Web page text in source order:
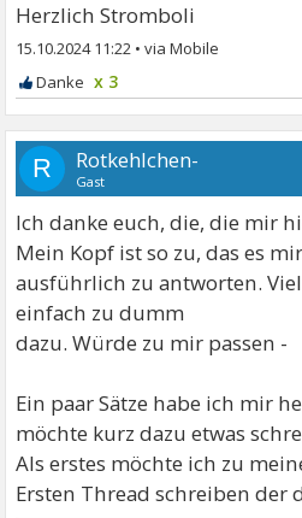
Herzlich Stromboli
15.10.2024 11:22 •
x 3
R Rotkehlchen-
Gast
Ich danke euch, die, die mir
Mein Kopf ist so zu, das es
ausführlich zu antworten.
einfach zu dumm
dazu. Würde zu mir passen -
Ein paar Sätze habe ich mir
möchte kurz dazu etwas
Als erstes möchte ich zu
Ersten Thread schreiben der